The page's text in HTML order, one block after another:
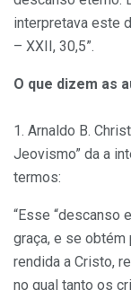
interpretava este
– XXII, 30,5”.
O que dizem as
1. Arnaldo B.
Jeovismo” da a
termos:
“Esse “descanso
graça, e se obtém
rendida a Cristo,
no qual tanto os